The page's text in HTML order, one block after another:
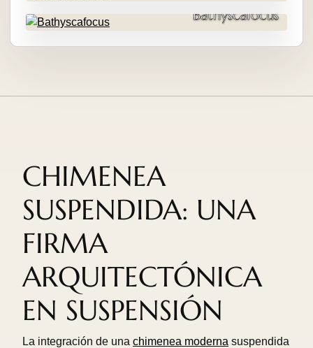
Bathyscafocus
CHIMENEA
SUSPENDIDA: UNA
FIRMA
ARQUITECTÓNICA
EN SUSPENSIÓN
La integración de una chimenea moderna suspendida